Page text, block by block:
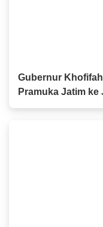
Gubernur
Pramuka Jatim ke
Semangat